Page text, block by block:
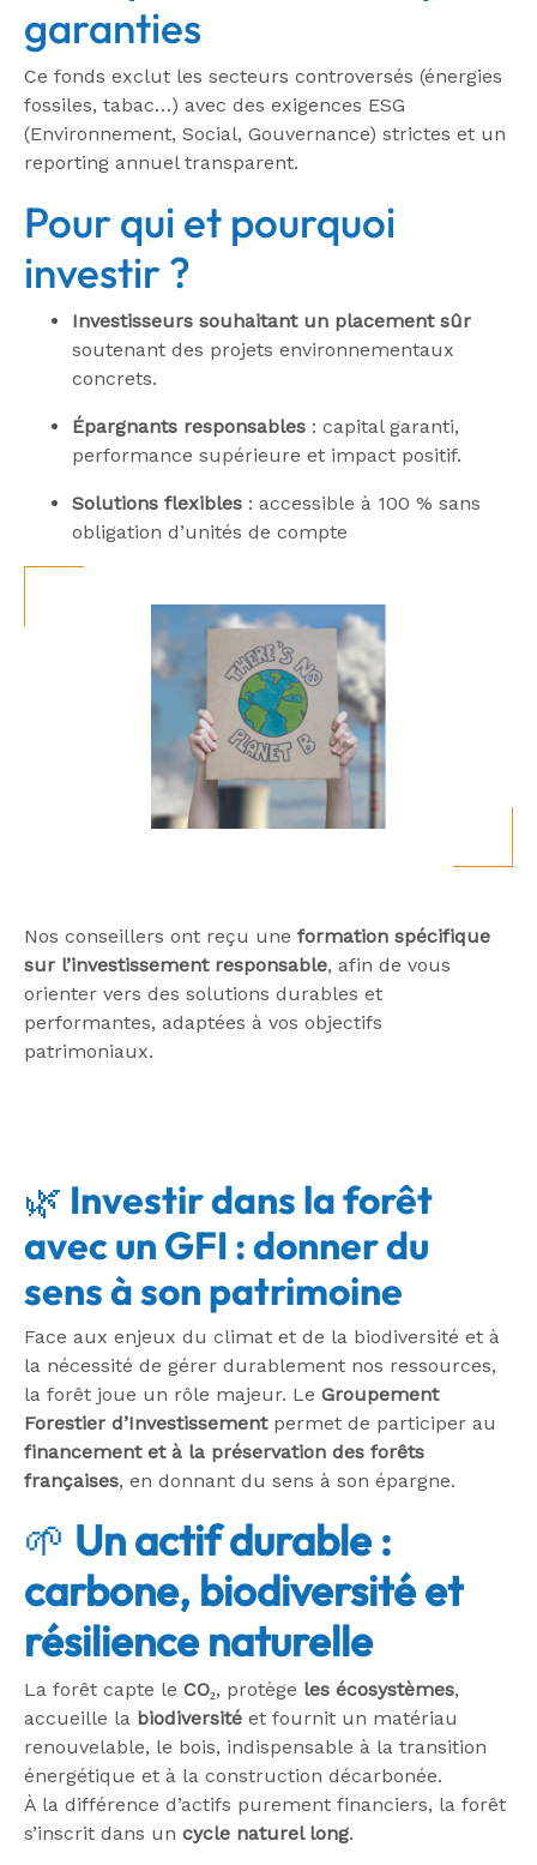
garanties
Ce fonds exclut les secteurs controversés (énergies
fossiles, tabac…) avec des exigences ESG
(Environnement, Social, Gouvernance) strictes et un
reporting annuel transparent.
Pour qui et pourquoi
investir ?
Investisseurs souhaitant un placement sûr
soutenant des projets environnementaux
concrets.
Épargnants responsables : capital garanti,
performance supérieure et impact positif.
Solutions flexibles : accessible à 100 % sans
obligation d’unités de compte
Nos conseillers ont reçu une formation spécifique
sur l’investissement responsable, afin de vous
orienter vers des solutions durables et
performantes, adaptées à vos objectifs
patrimoniaux.
🌿 Investir dans la forêt
avec un GFI : donner du
sens à son patrimoine
Face aux enjeux du climat et de la biodiversité et à
la nécessité de gérer durablement nos ressources,
la forêt joue un rôle majeur. Le Groupement
Forestier d’Investissementpermet de participer au
financement et à la préservation des forêts
françaises, en donnant du sens à son épargne.
🌱 Un actif durable :
carbone, biodiversité et
résilience naturelle
La forêt capte le CO₂, protège les écosystèmes,
accueille la biodiversité et fournit un matériau
renouvelable, le bois, indispensable à la transition
énergétique et à la construction décarbonée.
À la différence d’actifs purement financiers, la forêt
s’inscrit dans un cycle naturel long.